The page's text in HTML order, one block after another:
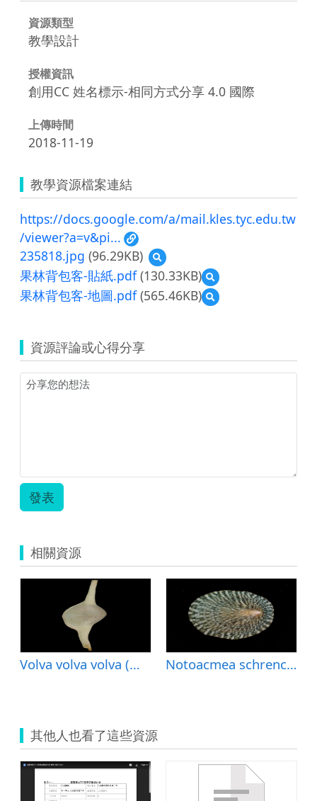
資源類型
教學設計
授權資訊
創用CC 姓名標示-相同方式分享 4.0 國際
上傳時間
2018-11-19
教學資源檔案連結
https://docs.google.com/a/mail.kles.tyc.edu.tw
/viewer?a=v&pi...
235818.jpg (96.29KB)
預
覽
235818.jpg
果林背包客-貼紙.pdf(130.33KB)
預
覽
果
貼
果林背包客-地圖.pdf(565.46KB)
預
覽
包
客-
資源評論或心得分享
發表
相關資源
Volva volva volva (長菱角螺) Notoacmea schrenckii schrenckii (花青螺)
其他人也看了這些資源